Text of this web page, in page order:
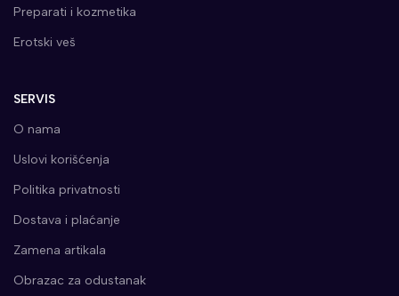
Preparati i kozmetika
Erotski veš
SERVIS
O nama
Uslovi korišćenja
Politika privatnosti
Dostava i plaćanje
Zamena artikala
Obrazac za odustanak